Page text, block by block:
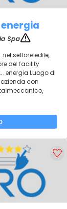
Spa
settore edile,
del facility
energia Luogo di
con